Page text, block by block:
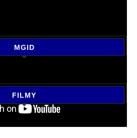
MGID
FILMY